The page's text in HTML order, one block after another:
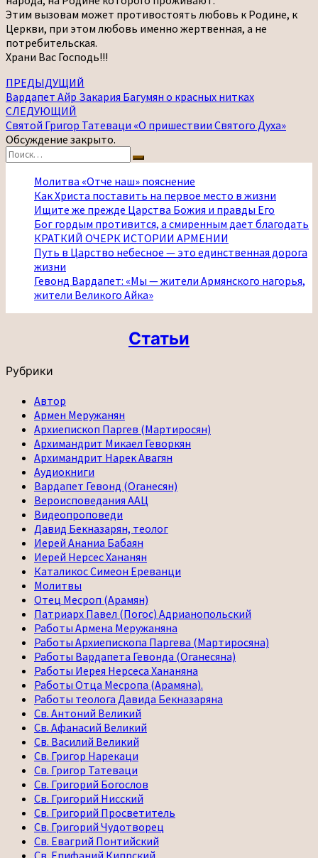
Этим вызовам может противостоять любовь к Родине, к
Церкви, при этом любовь именно жертвенная, а не
потребительская.
Храни Вас Господь!!!
Навигация
по
записям
ПРЕДЫДУЩИЙ
Вардапет Айр Закария Багумян о красных нитках
СЛЕДУЮЩИЙ
Святой Григор Татеваци «О пришествии Святого Духа»
Обсуждение закрыто.
Найти:
Поиск
Молитва «Отче наш» пояснение
Как Христа поставить на первое место в жизни
Ищите же прежде Царства Божия и правды Его
Бог гордым противится, а смиренным дает благодать
КРАТКИЙ ОЧЕРК ИСТОРИИ АРМЕНИИ
Путь в Царство небесное — это единственная дорога
жизни
Гевонд Вардапет: «Мы — жители Армянского нагорья,
жители Великого Айка»
Статьи
Рубрики
Автор
Армен Меружанян
Архиепископ Паргев (Мартиросян)
Архимандрит Микаел Геворкян
Архимандрит Нарек Авагян
Аудиокниги
Вардапет Гевонд (Оганесян)
Вероисповедания ААЦ
Видеопроповеди
Давид Бекназарян, теолог
Иерей Ананиа Бабаян
Иерей Нерсес Хананян
Каталикос Симеон Ереванци
Молитвы
Отец Месроп (Арамян)
Патриарх Павел (Погос) Адрианопольский
Работы Армена Меружаняна
Работы Архиепископа Паргева (Мартиросяна)
Работы Вардапета Гевонда (Оганесяна)
Работы Иерея Нерсеса Хананяна
Работы Отца Месропа (Арамяна).
Работы теолога Давида Бекназаряна
Св. Антоний Великий
Св. Афанасий Великий
Св. Василий Великий
Св. Григор Нарекаци
Св. Григор Татеваци
Св. Григорий Богослов
Св. Григорий Нисский
Св. Григорий Просветитель
Св. Григорий Чудотворец
Св. Евагрий Понтийский
Св. Епифаний Кипрский